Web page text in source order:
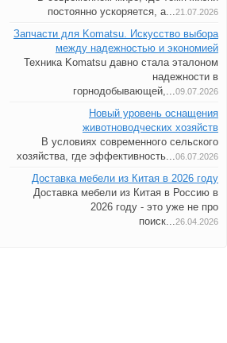
постоянно ускоряется, а...21.07.2026
Запчасти для Komatsu. Искусство выбора
между надежностью и экономией
Техника Komatsu давно стала эталоном
надежности в
горнодобывающей,...09.07.2026
Новый уровень оснащения
животноводческих хозяйств
В условиях современного сельского
хозяйства, где эффективность...06.07.2026
Доставка мебели из Китая в 2026 году
Доставка мебели из Китая в Россию в
2026 году - это уже не про
поиск...26.04.2026